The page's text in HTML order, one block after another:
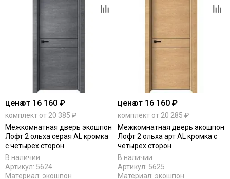
ценаот 16 160 ₽
комплект от 20 385 ₽
Межкомнатная дверь экошпон
Лофт 2 ольха серая AL кромка
с четырех сторон
В наличии
Артикул: 5624
Материал: экошпон
ценаот 16 160 ₽
комплект от 20 285 ₽
Межкомнатная дверь экошпон
Лофт 2 ольха арт AL кромка с
четырех сторон
В наличии
Артикул: 5625
Материал: экошпон